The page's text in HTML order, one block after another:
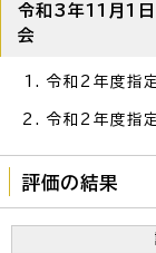
令和3年11月1日
会
令和2年度指
令和2年度指
評価の結果